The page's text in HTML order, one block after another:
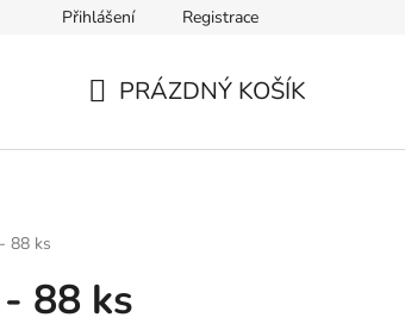
Přihlášení Registrace
PRÁZDNÝ KOŠÍK
88 ks
88 ks